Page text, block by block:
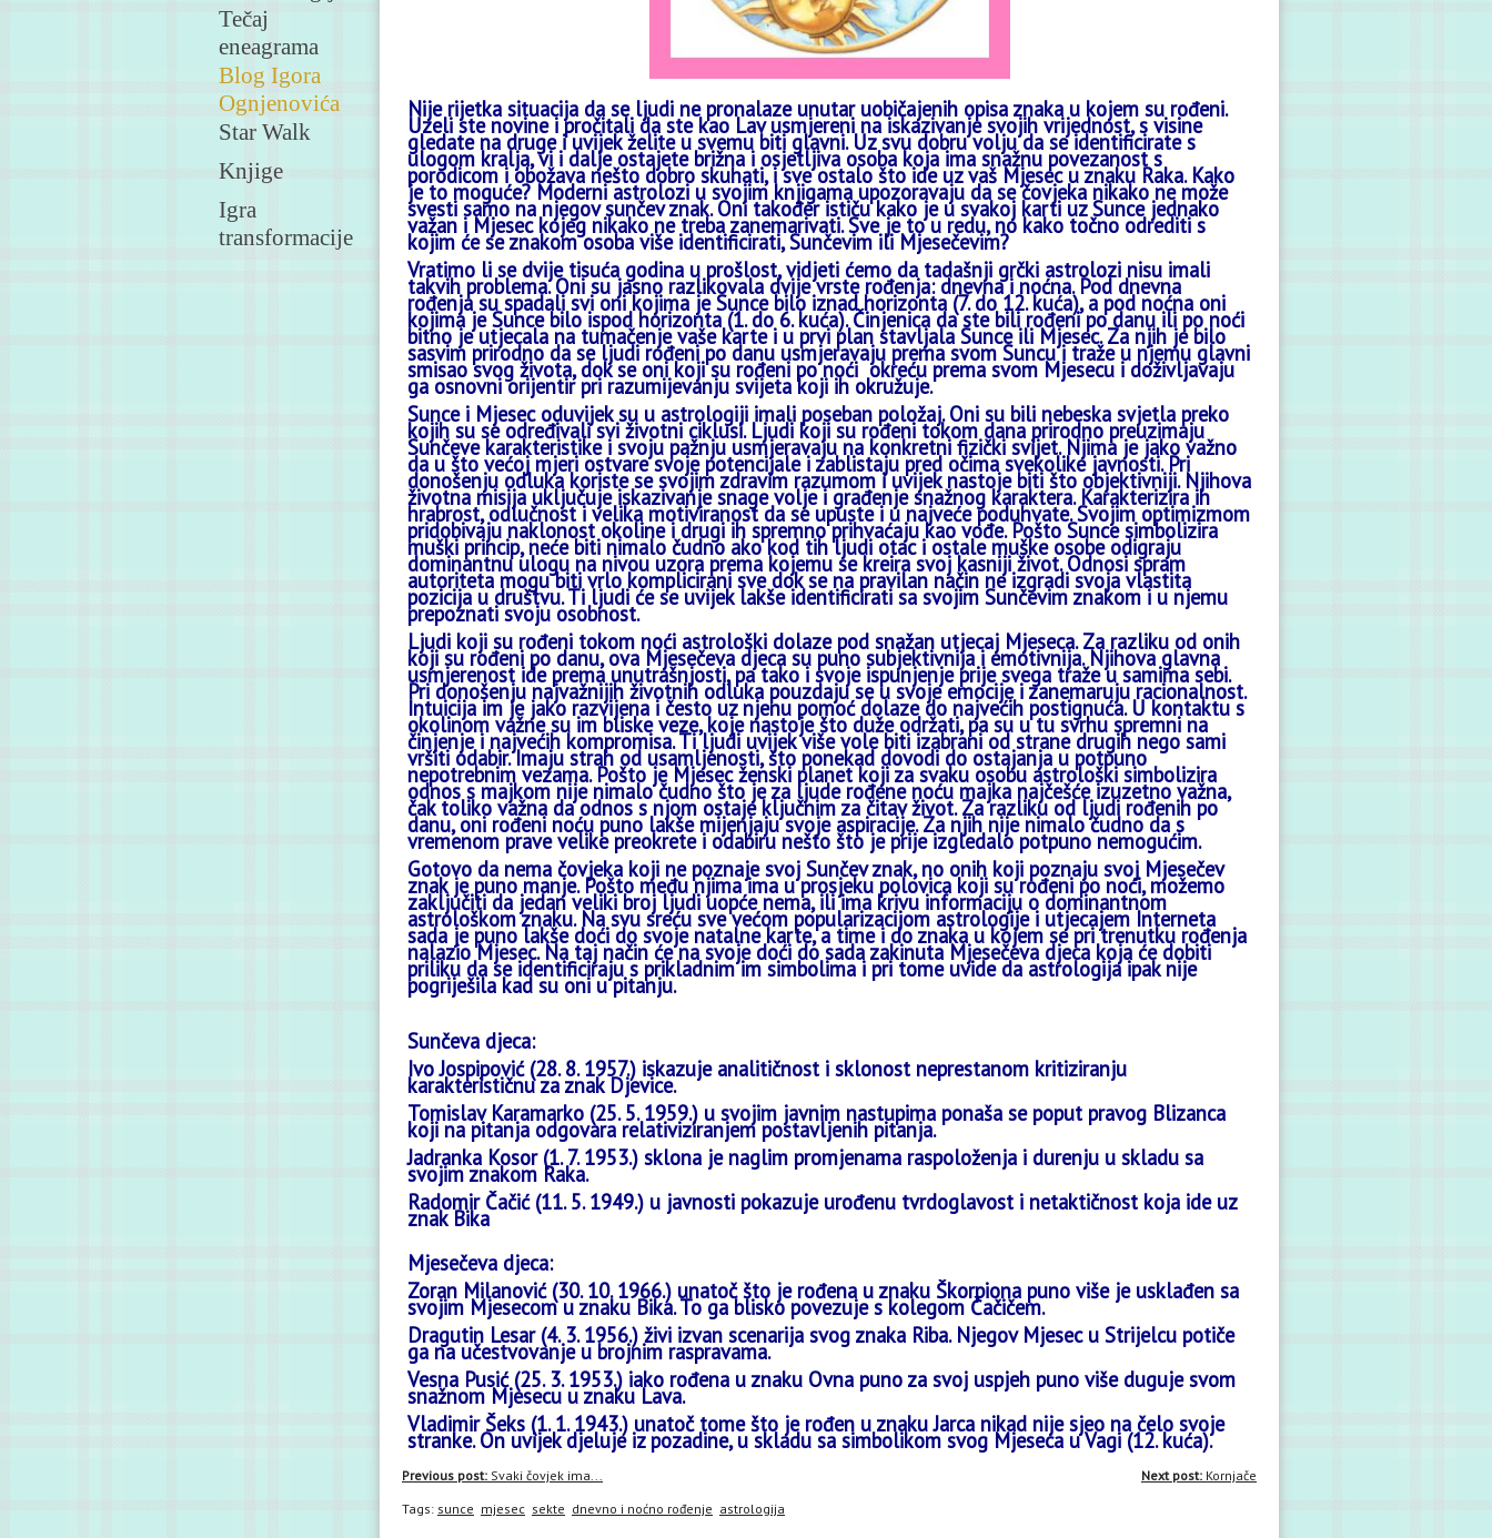
Tečaj
eneagrama
Blog Igora
Ognjenovića
Star Walk
Knjige
Igra
transformacije
Nije rijetka situacija da se ljudi ne pronalaze unutar uobičajenih opisa znaka u kojem su rođeni.
Uzeli ste novine i pročitali da ste kao Lav usmjereni na iskazivanje svojih vrijednost, s visine
gledate na druge i uvijek želite u svemu biti glavni. Uz svu dobru volju da se identificirate s
ulogom kralja, vi i dalje ostajete brižna i osjetljiva osoba koja ima snažnu povezanost s
porodicom i obožava nešto dobro skuhati, i sve ostalo što ide uz vaš Mjesec u znaku Raka. Kako
je to moguće? Moderni astrolozi u svojim knjigama upozoravaju da se čovjeka nikako ne može
svesti samo na njegov sunčev znak. Oni također ističu kako je u svakoj karti uz Sunce jednako
važan i Mjesec kojeg nikako ne treba zanemarivati. Sve je to u redu, no kako točno odrediti s
kojim će se znakom osoba više identificirati, Sunčevim ili Mjesečevim?
Vratimo li se dvije tisuća godina u prošlost, vidjeti ćemo da tadašnji grčki astrolozi nisu imali
takvih problema. Oni su jasno razlikovala dvije vrste rođenja: dnevna i noćna. Pod dnevna
rođenja su spadali svi oni kojima je Sunce bilo iznad horizonta (7. do 12. kuća), a pod noćna oni
kojima je Sunce bilo ispod horizonta (1. do 6. kuća). Činjenica da ste bili rođeni po danu ili po noći
bitno je utjecala na tumačenje vaše karte i u prvi plan stavljala Sunce ili Mjesec. Za njih je bilo
sasvim prirodno da se ljudi rođeni po danu usmjeravaju prema svom Suncu i traže u njemu glavni
smisao svog života, dok se oni koji su rođeni po noći okreću prema svom Mjesecu i doživljavaju
ga osnovni orijentir pri razumijevanju svijeta koji ih okružuje.
Sunce i Mjesec oduvijek su u astrologiji imali poseban položaj. Oni su bili nebeska svjetla preko
kojih su se određivali svi životni ciklusi. Ljudi koji su rođeni tokom dana prirodno preuzimaju
Sunčeve karakteristike i svoju pažnju usmjeravaju na konkretni fizički svijet. Njima je jako važno
da u što većoj mjeri ostvare svoje potencijale i zablistaju pred očima svekolike javnosti. Pri
donošenju odluka koriste se svojim zdravim razumom i uvijek nastoje biti što objektivniji. Njihova
životna misija uključuje iskazivanje snage volje i građenje snažnog karaktera. Karakterizira ih
hrabrost, odlučnost i velika motiviranost da se upuste i u najveće poduhvate. Svojim optimizmom
pridobivaju naklonost okoline i drugi ih spremno prihvaćaju kao vođe. Pošto Sunce simbolizira
muški princip, neće biti nimalo čudno ako kod tih ljudi otac i ostale muške osobe odigraju
dominantnu ulogu na nivou uzora prema kojemu se kreira svoj kasniji život. Odnosi spram
autoriteta mogu biti vrlo komplicirani sve dok se na pravilan način ne izgradi svoja vlastita
pozicija u društvu. Ti ljudi će se uvijek lakše identificirati sa svojim Sunčevim znakom i u njemu
prepoznati svoju osobnost.
Ljudi koji su rođeni tokom noći astrološki dolaze pod snažan utjecaj Mjeseca. Za razliku od onih
koji su rođeni po danu, ova Mjesečeva djeca su puno subjektivnija i emotivnija. Njihova glavna
usmjerenost ide prema unutrašnjosti, pa tako i svoje ispunjenje prije svega traže u samima sebi.
Pri donošenju najvažnijih životnih odluka pouzdaju se u svoje emocije i zanemaruju racionalnost.
Intuicija im je jako razvijena i često uz njenu pomoć dolaze do najvećih postignuća. U kontaktu s
okolinom važne su im bliske veze, koje nastoje što duže održati, pa su u tu svrhu spremni na
činjenje i najvećih kompromisa. Ti ljudi uvijek više vole biti izabrani od strane drugih nego sami
vršiti odabir. Imaju strah od usamljenosti, što ponekad dovodi do ostajanja u potpuno
nepotrebnim vezama. Pošto je Mjesec ženski planet koji za svaku osobu astrološki simbolizira
odnos s majkom nije nimalo čudno što je za ljude rođene noću majka najčešće izuzetno važna,
čak toliko važna da odnos s njom ostaje ključnim za čitav život. Za razliku od ljudi rođenih po
danu, oni rođeni noću puno lakše mijenjaju svoje aspiracije. Za njih nije nimalo čudno da s
vremenom prave velike preokrete i odabiru nešto što je prije izgledalo potpuno nemogućim.
Gotovo da nema čovjeka koji ne poznaje svoj Sunčev znak, no onih koji poznaju svoj Mjesečev
znak je puno manje. Pošto među njima ima u prosjeku polovica koji su rođeni po noći, možemo
zaključiti da jedan veliki broj ljudi uopće nema, ili ima krivu informaciju o dominantnom
astrološkom znaku. Na svu sreću sve većom popularizacijom astrologije i utjecajem Interneta
sada je puno lakše doći do svoje natalne karte, a time i do znaka u kojem se pri trenutku rođenja
nalazio Mjesec. Na taj način će na svoje doći do sada zakinuta Mjesečeva djeca koja će dobiti
priliku da se identificiraju s prikladnim im simbolima i pri tome uvide da astrologija ipak nije
pogriješila kad su oni u pitanju.
Sunčeva djeca:
Ivo Jospipović (28. 8. 1957.) iskazuje analitičnost i sklonost neprestanom kritiziranju
karakterističnu za znak Djevice.
Tomislav Karamarko (25. 5. 1959.) u svojim javnim nastupima ponaša se poput pravog Blizanca
koji na pitanja odgovara relativiziranjem postavljenih pitanja.
Jadranka Kosor (1. 7. 1953.) sklona je naglim promjenama raspoloženja i durenju u skladu sa
svojim znakom Raka.
Radomir Čačić (11. 5. 1949.) u javnosti pokazuje urođenu tvrdoglavost i netaktičnost koja ide uz
znak Bika
Mjesečeva djeca:
Zoran Milanović (30. 10. 1966.) unatoč što je rođena u znaku Škorpiona puno više je usklađen sa
svojim Mjesecom u znaku Bika. To ga blisko povezuje s kolegom Čačičem.
Dragutin Lesar (4. 3. 1956.) živi izvan scenarija svog znaka Riba. Njegov Mjesec u Strijelcu potiče
ga na učestvovanje u brojnim raspravama.
Vesna Pusić (25. 3. 1953.) iako rođena u znaku Ovna puno za svoj uspjeh puno više duguje svom
snažnom Mjesecu u znaku Lava.
Vladimir Šeks (1. 1. 1943.) unatoč tome što je rođen u znaku Jarca nikad nije sjeo na čelo svoje
stranke. On uvijek djeluje iz pozadine, u skladu sa simbolikom svog Mjeseca u Vagi (12. kuća).
Next post: Kornjače
Previous post: Svaki čovjek ima...
Tags: sunce mjesec sekte dnevno i noćno rođenje astrologija